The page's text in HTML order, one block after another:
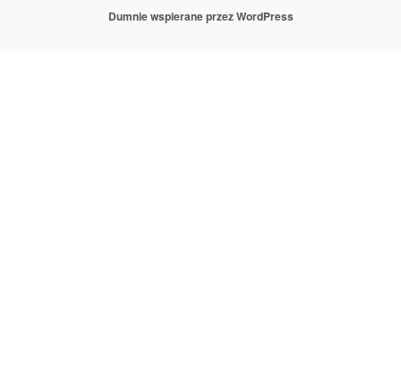
Dumnie wspierane przez WordPress